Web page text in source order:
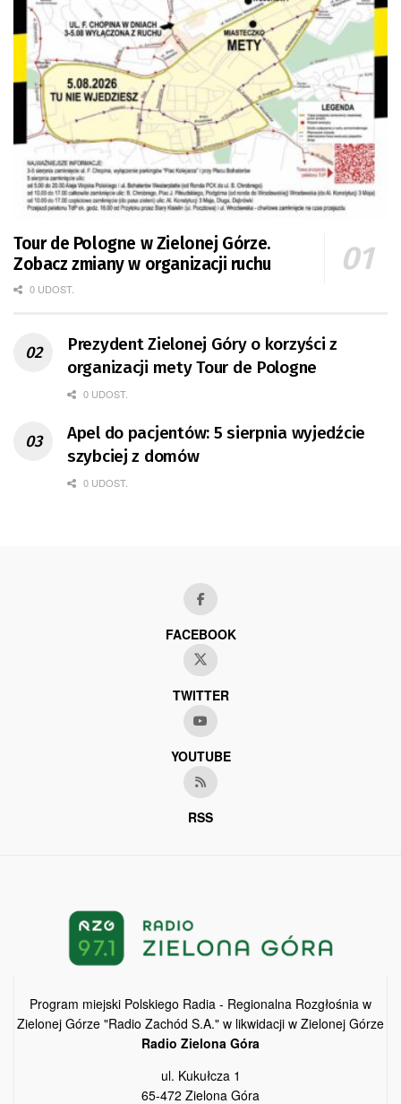
Tour de Pologne w Zielonej Górze.
Zobacz zmiany w organizacji ruchu
0 UDOST.
Prezydent Zielonej Góry o korzyści z
organizacji mety Tour de Pologne
0 UDOST.
Apel do pacjentów: 5 sierpnia wyjedźcie
szybciej z domów
0 UDOST.
FACEBOOK
TWITTER
YOUTUBE
RSS
Program miejski Polskiego Radia - Regionalna Rozgłośnia w
Zielonej Górze "Radio Zachód S.A." w likwidacji w Zielonej Górze
Radio Zielona Góra
ul. Kukułcza 1
65-472 Zielona Góra